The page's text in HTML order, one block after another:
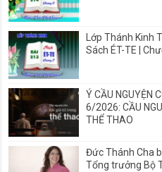
Lớp Thánh Kinh
Sách ÉT-TE |
Ý CẦU NGUYỆN
6/2026: CẦU
THỂ THAO
Đức Thánh Cha
Tổng trưởng Bộ